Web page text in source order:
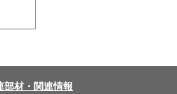
部材・関連情報